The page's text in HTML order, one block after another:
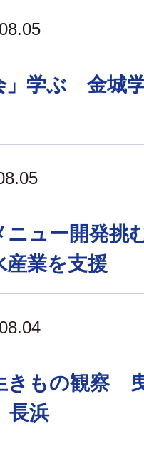
」学ぶ 金城
ニュー開発
産業を支援
きもの観察
長浜